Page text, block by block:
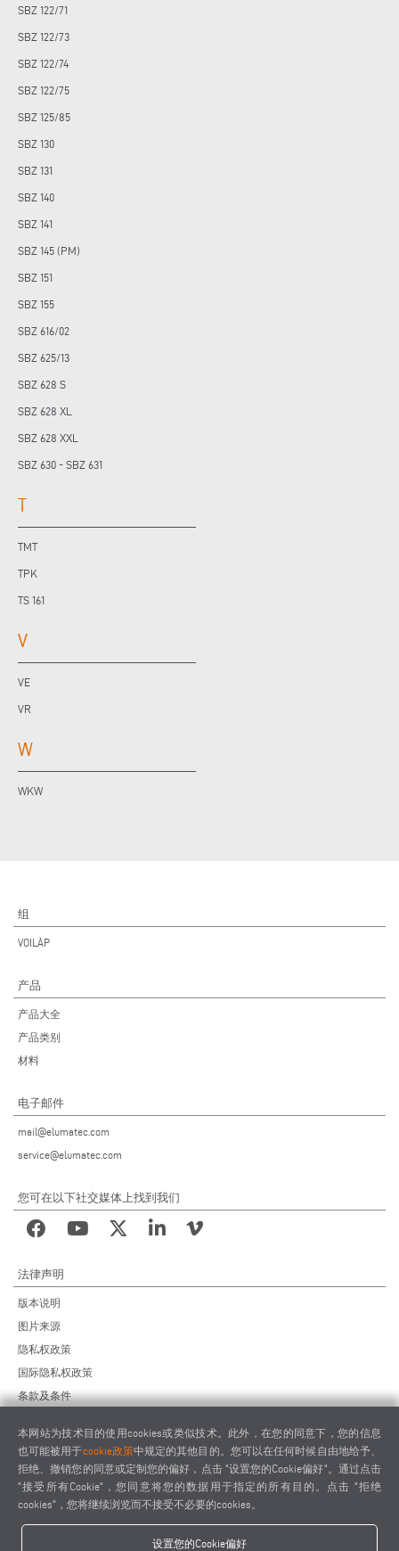
SBZ 122/71
SBZ 122/73
SBZ 122/74
SBZ 122/75
SBZ 125/85
SBZ 130
SBZ 131
SBZ 140
SBZ 141
SBZ 145 (PM)
SBZ 151
SBZ 155
SBZ 616/02
SBZ 625/13
SBZ 628 S
SBZ 628 XL
SBZ 628 XXL
SBZ 630 - SBZ 631
T
TMT
TPK
TS 161
V
VE
VR
W
WKW
组
VOILÀP
产品
产品大全
产品类别
材料
电子邮件
mail@elumatec.com
service@elumatec.com
您可在以下社交媒体上找到我们
法律声明
版本说明
图片来源
隐私权政策
国际隐私权政策
条款及条件
供应商行为准则
本网站为技术目的使用cookies或类似技术。此外，在您的同意下，您的信息
也可能被用于cookie政策中规定的其他目的。您可以在任何时候自由地给予、
拒绝、撤销您的同意或定制您的偏好，点击 "设置您的Cookie偏好"。通过点击
"接受所有Cookie"，您同意将您的数据用于指定的所有目的。点击 "拒绝
cookies"，您将继续浏览而不接受不必要的cookies。
设置您的Cookie偏好